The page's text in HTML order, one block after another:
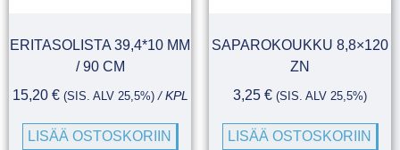
ERITASOLISTA 39,4*10 MM
/ 90 CM
15,20 € (SIS. ALV 25,5%)/ KPL
LISÄÄ OSTOSKORIIN
SAPAROKOUKKU 8,8×120
ZN
3,25 € (SIS. ALV 25,5%)
LISÄÄ OSTOSKORIIN